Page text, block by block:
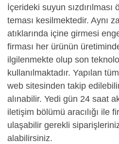
İçerideki suyun
teması kesilmektedir. Aynı
atıklarında içine girmesi
firması her ürünün
ilgilenmekte olup son
kullanılmaktadır. Yapılan
web sitesinden takip
alınabilir. Yedi gün 24 saat
iletişim bölümü aracılığı ile
ulaşabilir gerekli
alabilirsiniz.